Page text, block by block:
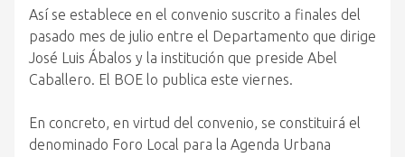
Así se establece en el convenio suscrito a finales del
pasado mes de julio entre el Departamento que dirige
José Luis Ábalos y la institución que preside Abel
Caballero. El BOE lo publica este viernes.
En concreto, en virtud del convenio, se constituirá el
denominado Foro Local para la Agenda Urbana